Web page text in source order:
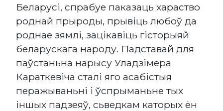
Беларусі, спрабуе паказаць хараство
роднай прыроды, прывіць любоў да
роднае зямлі, зацікавіць гісторыяй
беларускага народу. Падставай для
паўстаньна нарысу Уладзімера
Караткевіча сталі яго асабістыя
перажываньні і ўспрыманьне тых
іншых падзеяў, сьведкам каторых ён